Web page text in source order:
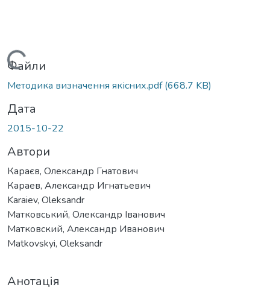
Вантажиться...
Файли
Методика визначення якісних.pdf(668.7 KB)
Дата
2015-10-22
Автори
Караєв, Олександр Гнатович
Караев, Александр Игнатьевич
Karaiev, Oleksandr
Матковський, Олександр Іванович
Матковский, Александр Иванович
Matkovskyi, Oleksandr
Анотація